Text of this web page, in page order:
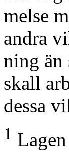
melse
andra
ning än
skall
dessa
1